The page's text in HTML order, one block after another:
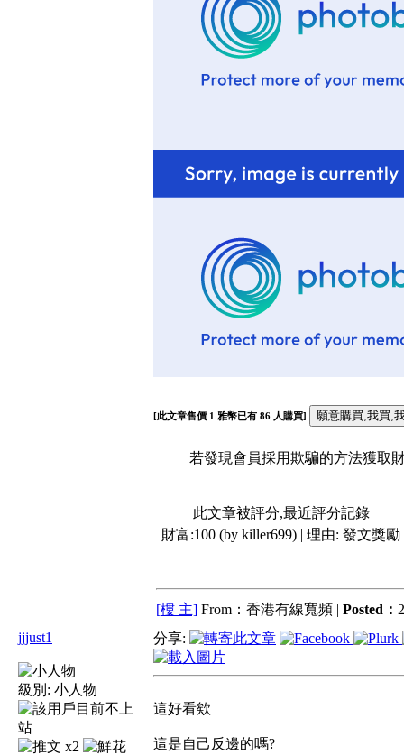
[此文章售價 1 雅幣已有 86 人購買]
若發現會員採用欺騙的方法獲取
此文章被評分,最近評分記錄
財富:100 (by killer699) | 理由: 發文獎勵
[樓 主] From：香港有線寬頻 | Posted：
jjjust1
級別: 小人物
x2
分享:
這好看欸
這是自己反邊的嗎?